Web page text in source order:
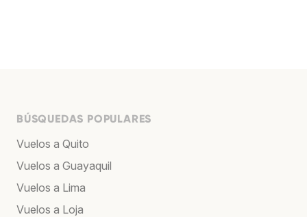
BÚSQUEDAS POPULARES
Vuelos a Quito
Vuelos a Guayaquil
Vuelos a Lima
Vuelos a Loja